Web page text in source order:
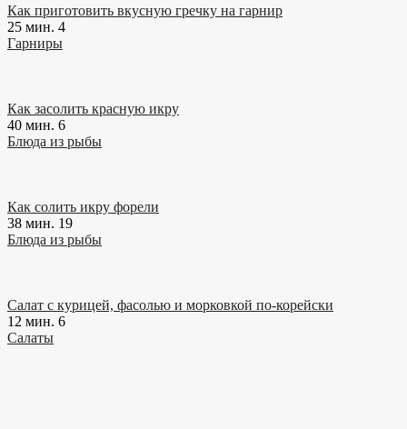
Как приготовить вкусную гречку на гарнир
25 мин. 4
Гарниры
Как засолить красную икру
40 мин. 6
Блюда из рыбы
Как солить икру форели
38 мин. 19
Блюда из рыбы
Салат с курицей, фасолью и морковкой по-корейски
12 мин. 6
Салаты